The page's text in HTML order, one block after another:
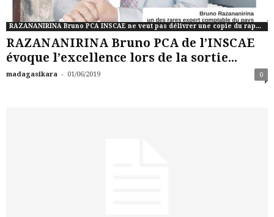
RAZANANIRINA Bruno PCA INSCAE ne veut pas délivrer une copie du rapport de commissaire aux comptes de CONNCTIC
RAZANANIRINA Bruno PCA de l’INSCAE
évoque l’excellence lors de la sortie...
madagasikara - 01/06/2019 0